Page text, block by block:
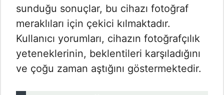
sunduğu sonuçlar, bu cihazı fotoğraf
meraklıları için çekici kılmaktadır.
Kullanıcı yorumları, cihazın fotoğrafçılık
yeteneklerinin, beklentileri karşıladığını
ve çoğu zaman aştığını göstermektedir.